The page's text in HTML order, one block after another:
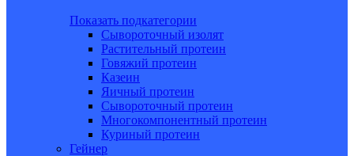
Показать подкатегории
Сывороточный изолят
Растительный протеин
Говяжий протеин
Казеин
Яичный протеин
Сывороточный протеин
Многокомпонентный протеин
Куриный протеин
Гейнер